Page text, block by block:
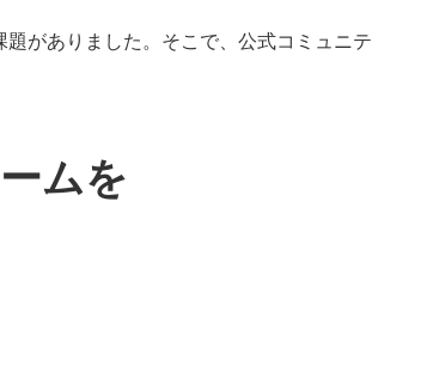
がありました。そこで、公式コミュニテ
ムを